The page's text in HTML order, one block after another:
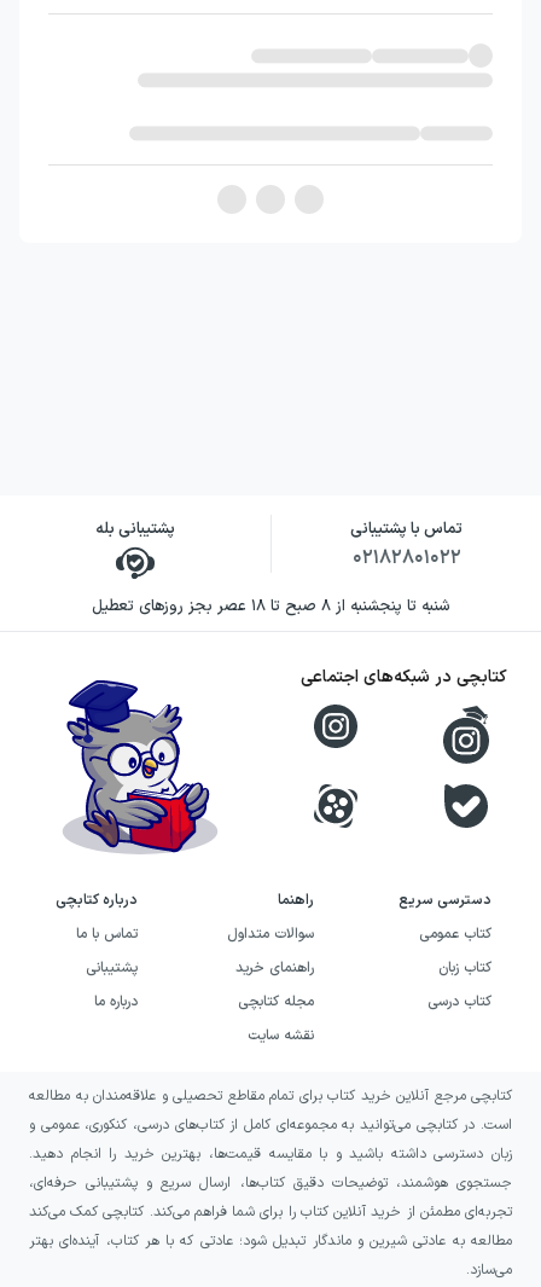
تماس با پشتیبانی
۰۲۱۸۲۸۰۱۰۲۲
پشتیبانی بله
شنبه تا پنجشنبه از ۸ صبح تا ۱۸ عصر بجز روزهای تعطیل
دسترسی سریع
کتاب عمومی
کتاب زبان
کتاب درسی
راهنما
سوالات متداول
راهنمای خرید
مجله کتابچی
نقشه سایت
درباره کتابچی
تماس با ما
پشتیبانی
درباره ما
کتابچی در شبکه‌های اجتماعی
کتابچی مرجع آنلاین خرید کتاب برای تمام مقاطع تحصیلی و علاقه‌مندان به مطالعه
است. در کتابچی می‌توانید به مجموعه‌ای کامل از کتاب‌های درسی، کنکوری، عمومی و
زبان دسترسی داشته باشید و با مقایسه قیمت‌ها، بهترین خرید را انجام دهید.
جستجوی هوشمند، توضیحات دقیق کتاب‌ها، ارسال سریع و پشتیبانی حرفه‌ای،
تجربه‌ای مطمئن از خرید آنلاین کتاب را برای شما فراهم می‌کند. کتابچی کمک می‌کند
مطالعه به عادتی شیرین و ماندگار تبدیل شود؛ عادتی که با هر کتاب، آینده‌ای بهتر
می‌سازد.